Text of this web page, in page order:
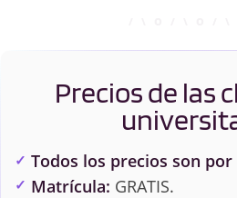
Precios de las
Todos los precios son
Matrícula: GRATIS.